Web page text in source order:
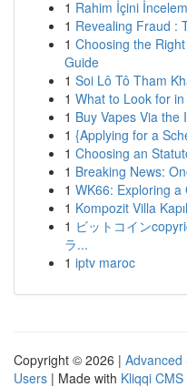
1 Rahim İçini
1 Revealing Fraud :
1 Choosing the
Guide
1 Soi Lô Tô Tham
1 What to Look for
1 Buy Vapes Via the
1 {Applying for a
1 Choosing an
1 Breaking News:
1 WK66: Exploring a
1 Kompozit Villa
1 ビットコイン
ラ...
1 iptv maroc
Copyright © 2026 | Advanced
Users | Made with Kliqqi CMS